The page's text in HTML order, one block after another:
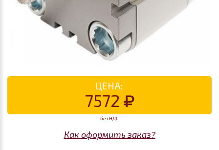
ЦЕНА:
7572
без НДС
Как оформить заказ?